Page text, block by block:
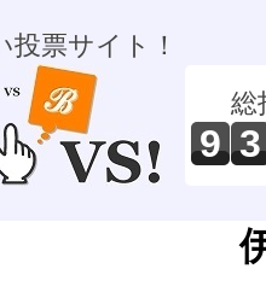
投票サイト！
総
9 3